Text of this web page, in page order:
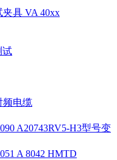
具 VA 40xx
试
频电缆
A20743RV5-H3型号变
A 8042 HMTD